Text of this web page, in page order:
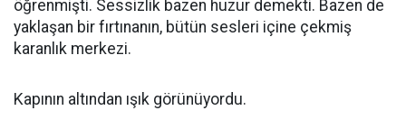
öğrenmişti. Sessizlik bazen huzur demekti. Bazen de
yaklaşan bir fırtınanın, bütün sesleri içine çekmiş
karanlık merkezi.
Kapının altından ışık görünüyordu.